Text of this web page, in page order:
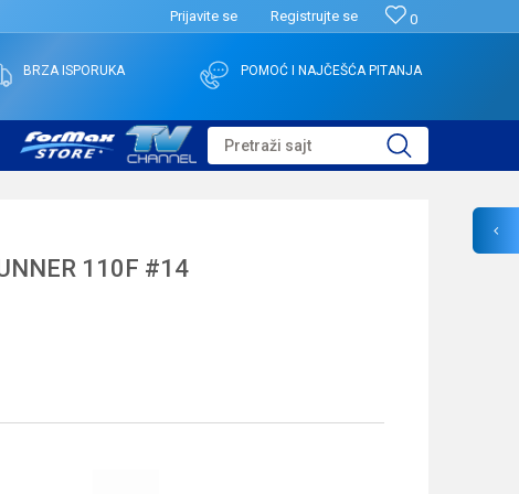
0
Prijavite se Registrujte se
BRZA ISPORUKA POMOĆ I NAJČEŠĆA PITANJA
Pretraži sajt
110F #14